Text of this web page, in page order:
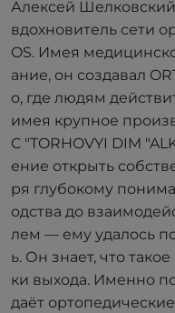
Алексей
вдохновитель сети
OS. Имея
ание, он создавал
о, где людям
имея крупное
C "TORHOVYI DIM
ение открыть
ря глубокому
одства до
лем — ему удалось
ь. Он знает, что
ки выхода. Именно
даёт